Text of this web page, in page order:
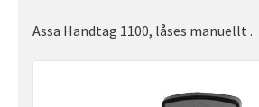
Assa Handtag 1100, låses manuellt .